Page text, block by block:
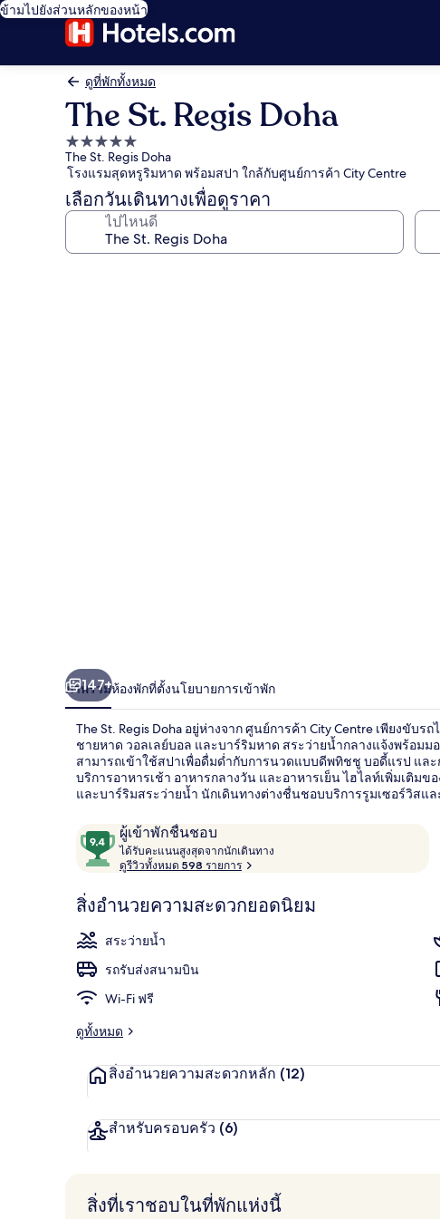
ข้ามไปยังส่วนหลักของหน้า
ดูที่พักทั้งหมด
The St. Regis Doha
ที่พัก
5.0
ดาว
The St. Regis Doha
โรงแรมสุดหรูริมหาด พร้อมสปา ใกล้กับศูนย์การค้า City Centre
เลือกวันเดินทางเพื่อดูราคา
ไปไหนดี
147+
ภาพรวมห้องพักที่ตั้งนโยบายการเข้าพัก
The St. Regis Doha อยู่ห่างจาก ศูนย์การค้า City Centre เพียงขั
ชายหาด วอลเลย์บอล และบาร์ริมหาด สระว่ายน้ำกลางแจ้งพร้อม
สามารถเข้าใช้สปาเพื่อดื่มด่ำกับการนวดแบบดีพทิชชู บอดี้แรป และ
บริการอาหารเช้า อาหารกลางวัน และอาหารเย็น ไฮไลท์เพิ่มเติม
และบาร์ริมสระว่ายน้ำ นักเดินทางต่างชื่นชอบบริการรูมเซอร์วิสแ
รีวิว ผู้เข้าพักชื่นชอบ
9.4
จาก
10,
เข้า
พัก
ชื่น
ได้รับคะแนนสูงสุดจากนักเดินทาง
บ
ค
จ
า
ท
า
ดูรีวิวทั้งหมด 598 รายการ
สิ่งอำนวยความสะดวกยอดนิยม
สระว่ายน้ำ
รถรับส่งสนามบิน
Wi-Fi ฟรี
ดูทั้งหมด
สิ่งอำนวยความสะดวกหลัก (12)
สำหรับครอบครัว (6)
สิ่งที่เราชอบในที่พักแห่งนี้